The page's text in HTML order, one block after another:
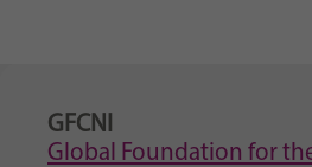
GFCNI
Global Foundation for